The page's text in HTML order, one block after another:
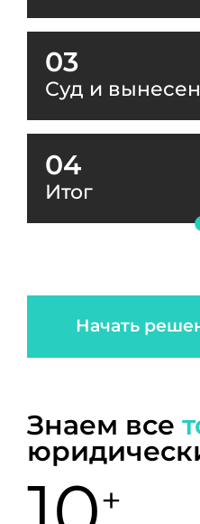
03
Суд и
04
Итог
Начать
Знаем все
+